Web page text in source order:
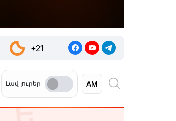
+21
Լավ լուրեր